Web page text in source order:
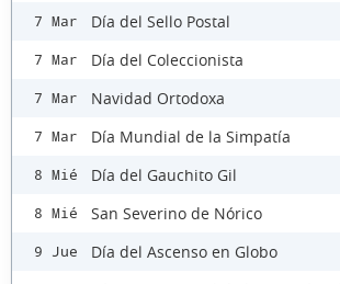
7 Mar Día del Sello Postal
7 Mar Día del Coleccionista
7 Mar Navidad Ortodoxa
7 Mar Día Mundial de la Simpatía
8 Mié Día del Gauchito Gil
8 Mié San Severino de Nórico
9 Jue Día del Ascenso en Globo